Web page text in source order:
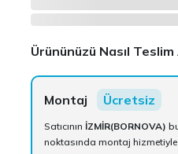
Ürününüzü Nasıl
Montaj Ücretsiz
Satıcının İZMİR(BORNOVA)
noktasında montaj